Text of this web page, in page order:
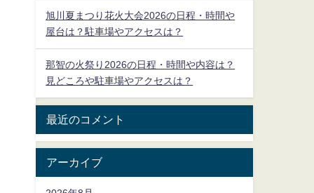
旭川夏まつり花火大会2026の日程・時間や
屋台は？駐車場やアクセスは？
那智の火祭り2026の日程・時間や内容は？
見どころや駐車場やアクセスは？
最近のコメント
アーカイブ